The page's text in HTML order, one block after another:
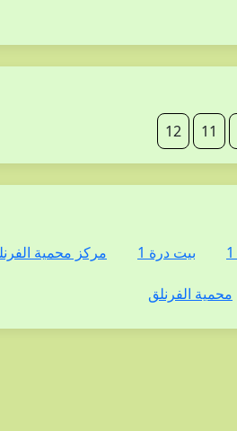
11
12
بيت درة 1 مركز محمية
محمية الفرنلق